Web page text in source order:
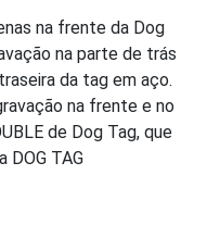
na frente da Dog
na parte de trás
da tag em aço.
na frente e no
de Dog Tag, que
DOG TAG